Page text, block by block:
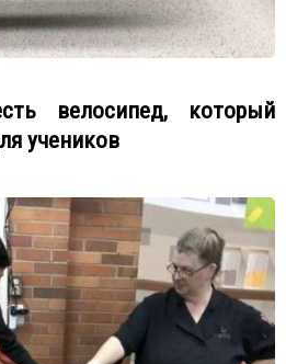
велосипед, который
учеников